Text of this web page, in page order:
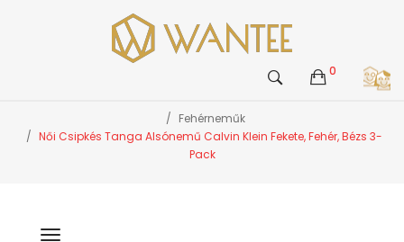
0
Fehérneműk
Női Csipkés Tanga Alsónemű Calvin Klein Fekete, Fehér, Bézs 3-
Pack